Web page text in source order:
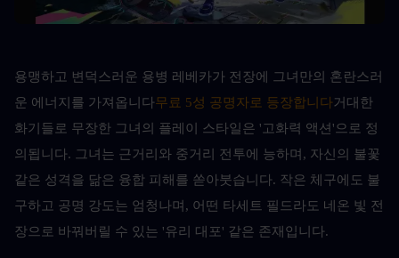
용맹하고 변덕스러운 용병 레베카가 전장에 그녀만의 혼란스러
운 에너지를 가져옵니다무료 5성 공명자로 등장합니다거대한
화기들로 무장한 그녀의 플레이 스타일은 '고화력 액션'으로 정
의됩니다. 그녀는 근거리와 중거리 전투에 능하며, 자신의 불꽃
같은 성격을 닮은 융합 피해를 쏟아붓습니다. 작은 체구에도 불
구하고 공명 강도는 엄청나며, 어떤 타세트 필드라도 네온 빛 전
장으로 바꿔버릴 수 있는 '유리 대포' 같은 존재입니다.